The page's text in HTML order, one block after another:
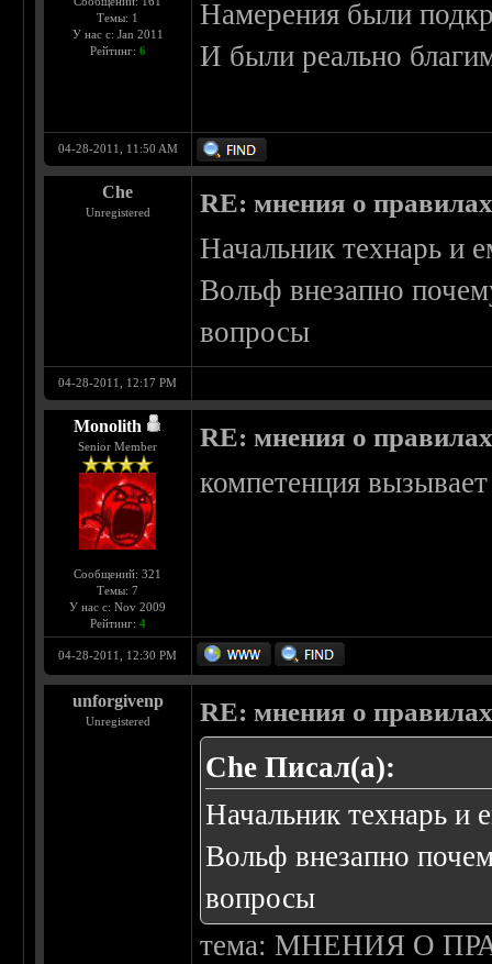
Темы: 1
У нас с: Jan 2011
Рейтинг: 6
Намерения были
И были реально
04-28-2011, 11:50 AM
Che
Unregistered RE: мнения о
Начальник технарь и
Вольф внезапно
вопросы
04-28-2011, 12:17 PM
Monolith
Senior Member
Сообщений: 321
Темы: 7
У нас с: Nov 2009
Рейтинг: 4
RE: мнения о
компетенция
04-28-2011, 12:30 PM
unforgivenp
Unregistered RE: мнения о
Che Писал(а):
Начальник технарь и
Вольф внезапно
вопросы
тема: МНЕНИЯ О